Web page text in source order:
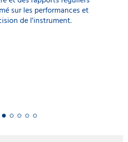
sur les performances et
de l'instrument.